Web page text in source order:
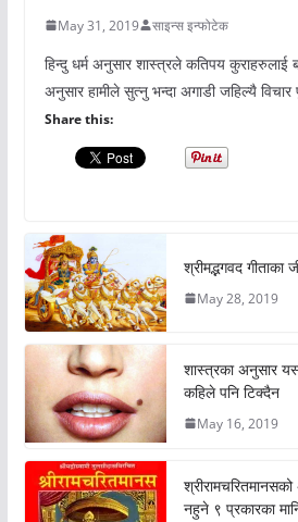
May 31, 2019 साइन्स इन्फोटेक
हिन्दु धर्म अनुसार शास्त्रले कतिपय कुराहरुलाई
अनुसार हामीले सुत्नु भन्दा अगाडी जहिल्यै विचार
Share this:
श्रीमद्भगवद
May 28, 2019
शास्त्रका अनुसार
कहिले पनि टिक्दैन
May 16, 2019
नहुने ९ प्रकारका